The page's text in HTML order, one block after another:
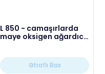
L 850 - camaşırlarda
maye oksigen ağardıcı,
Ətraflı Bax